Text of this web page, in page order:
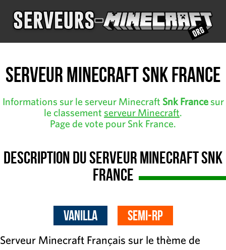
Serveur Minecraft Snk France
Informations sur le serveur Minecraft Snk Francesur
le classement serveur Minecraft.
Page de vote pour Snk France.
Description du serveur Minecraft Snk
France
Vanilla Semi-RP
Serveur Minecraft Français sur le thème de